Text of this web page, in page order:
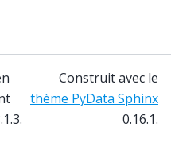
Construit avec le
thème PyData Sphinx
0.16.1.